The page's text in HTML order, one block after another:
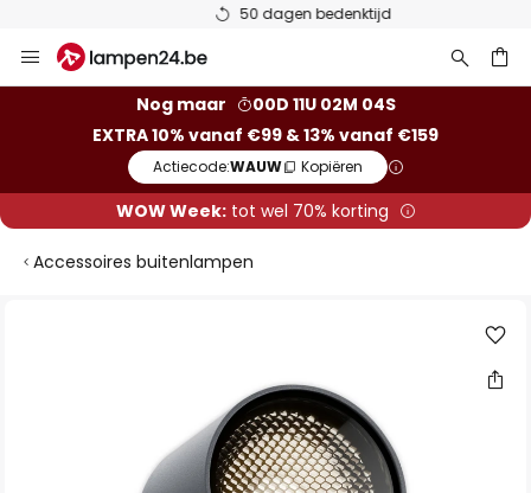
50 dagen bedenktijd
naar
Nog maar
00D 11U 02M 04S
EXTRA 10% vanaf €99 & 13% vanaf €159
Actiecode:WAUW Kopiëren
WOW Week:tot wel 70% korting
Accessoires buitenlampen